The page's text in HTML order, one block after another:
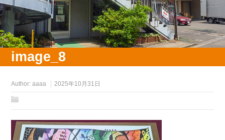
image_8
Author:aaaa 2025年10月31日